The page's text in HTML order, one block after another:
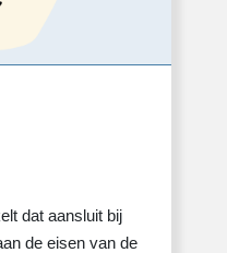
dat aansluit bij
de eisen van de